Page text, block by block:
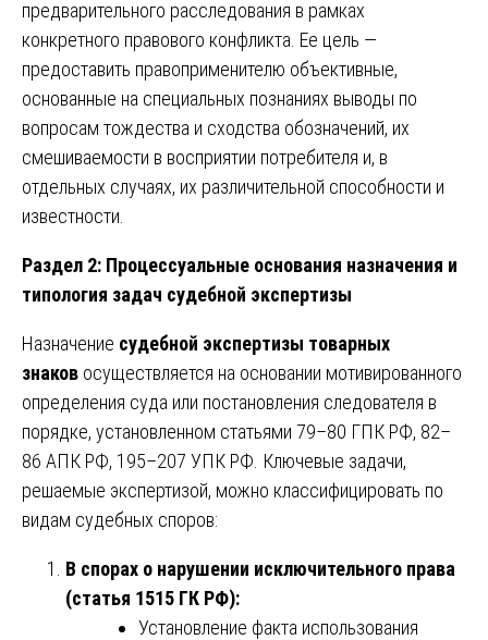
предварительного расследования в рамках
конкретного правового конфликта. Ее цель —
предоставить правоприменителю объективные,
основанные на специальных познаниях выводы по
вопросам тождества и сходства обозначений, их
смешиваемости в восприятии потребителя и, в
отдельных случаях, их различительной способности и
известности.
Раздел 2: Процессуальные основания назначения и
типология задач судебной экспертизы
Назначение судебной экспертизы товарных
знаков осуществляется на основании мотивированного
определения суда или постановления следователя в
порядке, установленном статьями 79–80 ГПК РФ, 82–
86 АПК РФ, 195–207 УПК РФ. Ключевые задачи,
решаемые экспертизой, можно классифицировать по
видам судебных споров:
В спорах о нарушении исключительного права
(статья 1515 ГК РФ):
Установление факта использования